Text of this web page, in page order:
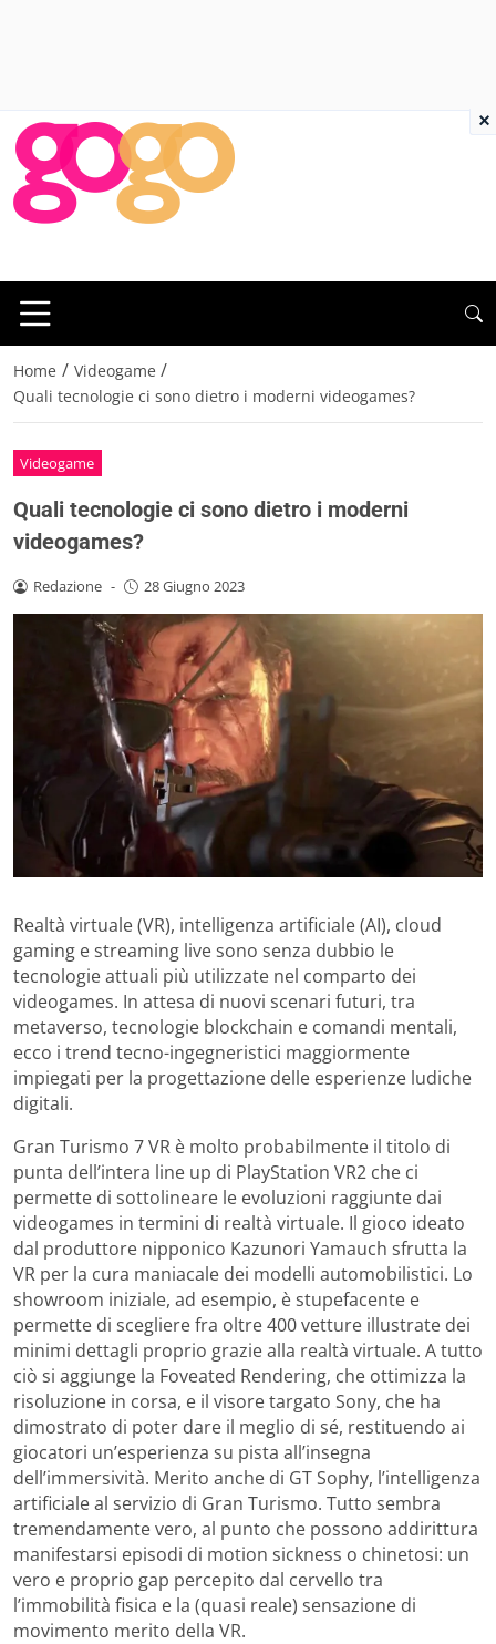
Home / Videogame /
Quali tecnologie ci sono dietro i moderni videogames?
Videogame
Quali tecnologie ci sono dietro i moderni
videogames?
Redazione - 28 Giugno 2023
Realtà virtuale (VR), intelligenza artificiale (AI), cloud
gaming e streaming live sono senza dubbio le
tecnologie attuali più utilizzate nel comparto dei
videogames. In attesa di nuovi scenari futuri, tra
metaverso, tecnologie blockchain e comandi mentali,
ecco i trend tecno-ingegneristici maggiormente
impiegati per la progettazione delle esperienze ludiche
digitali.
Gran Turismo 7 VR è molto probabilmente il titolo di
punta dell’intera line up di PlayStation VR2 che ci
permette di sottolineare le evoluzioni raggiunte dai
videogames in termini di realtà virtuale. Il gioco ideato
dal produttore nipponico Kazunori Yamauch sfrutta la
VR per la cura maniacale dei modelli automobilistici. Lo
showroom iniziale, ad esempio, è stupefacente e
permette di scegliere fra oltre 400 vetture illustrate dei
minimi dettagli proprio grazie alla realtà virtuale. A tutto
ciò si aggiunge la Foveated Rendering, che ottimizza la
risoluzione in corsa, e il visore targato Sony, che ha
dimostrato di poter dare il meglio di sé, restituendo ai
giocatori un’esperienza su pista all’insegna
dell’immersività. Merito anche di GT Sophy, l’intelligenza
artificiale al servizio di Gran Turismo. Tutto sembra
tremendamente vero, al punto che possono addirittura
manifestarsi episodi di motion sickness o chinetosi: un
vero e proprio gap percepito dal cervello tra
l’immobilità fisica e la (quasi reale) sensazione di
movimento merito della VR.
×